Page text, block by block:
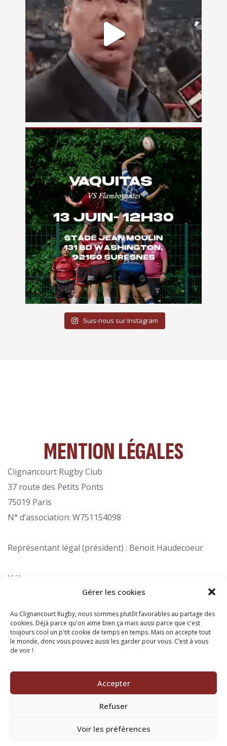
Gérer les cookies
Au Clignancourt Rugby, nous sommes plutôt favorables au partage des
cookies. Déjà parce qu'on aime bien ça mais aussi parce que c'est
toujours cool un p'tit cookie de temps en temps. Mais on accepte tout
le monde, donc vous pouvez aussi les garder pour vous. C’est à vous
de voir !
Accepter
Refuser
Voir les préférences
Suis-nous sur Instagram
MENTION LÉGALES
Clignancourt Rugby Club
37 route des Petits Ponts
75019 Paris
N° d’association: W751154098
Représentant légal (président) : Benoit Haudecoeur
Hébergeur
RCS Roubaix – Tourcoing 424 761 419 00045 Code
APE 6202A
N° TVA : FR 22 424 761 419
Siège social : 2 rue Kellermann – 59100 Roubaix –
France
© Tous droits réservés 2024 - Amicalement réalisé par Dashlean